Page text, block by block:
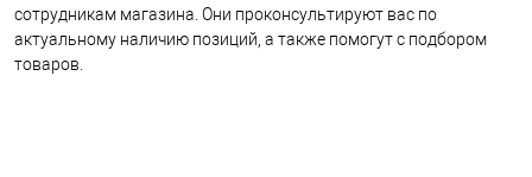
сотрудникам магазина. Они проконсультируют вас по
актуальному наличию позиций, а также помогут с подбором
товаров.